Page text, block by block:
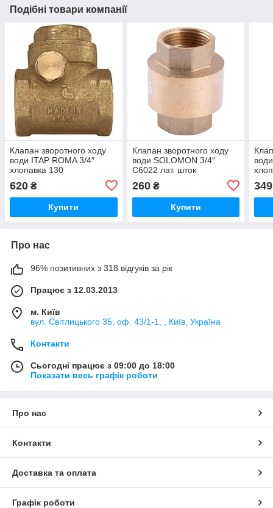
Подібні товари компанії
Клапан зворотного ходу
води ITAP ROMA 3/4″
хлопавка 130
620 ₴
Купити
Клапан зворотного ходу
води SOLOMON 3/4″
C6022 лат. шток
260₴
Купити
349
Про нас
96% позитивних з 318 відгуків за рік
Працює з 12.03.2013
м. Київ
вул. Світлицького 35, оф. 43/1-1, , Київ, Україна
Контакти
Сьогодні працює з 09:00 до 18:00
Показати весь графік роботи
Про нас
Контакти
Доставка та оплата
Графік роботи